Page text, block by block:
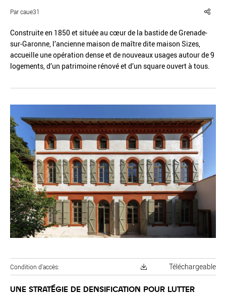
Par caue31
Construite en 1850 et située au cœur de la bastide de Grenade-
sur-Garonne, l’ancienne maison de maître dite maison Sizes,
accueille une opération dense et de nouveaux usages autour de 9
logements, d’un patrimoine rénové et d’un square ouvert à tous.
Condition d'accès Téléchargeable
UNE STRATÉGIE DE DENSIFICATION POUR LUTTER